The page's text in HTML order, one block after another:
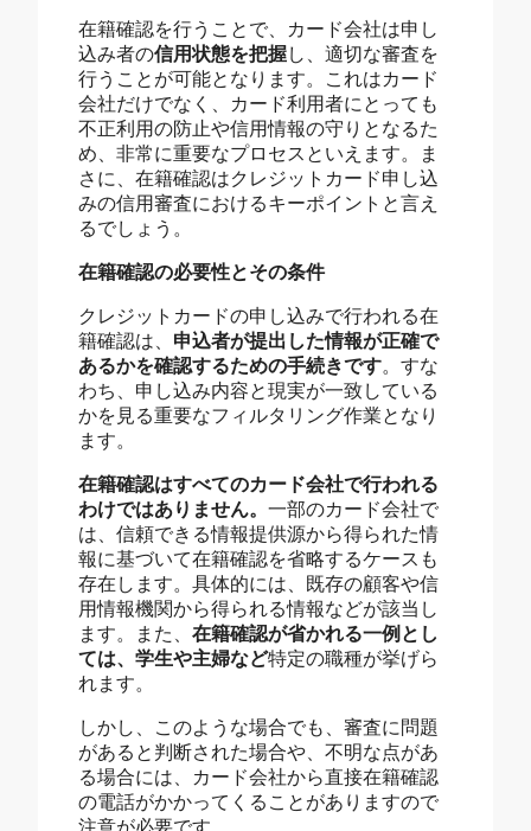
在籍確認を行うことで、カード会社は申し
込み者の信用状態を把握し、適切な審査を
行うことが可能となります。これはカード
会社だけでなく、カード利用者にとっても
不正利用の防止や信用情報の守りとなるた
め、非常に重要なプロセスといえます。ま
さに、在籍確認はクレジットカード申し込
みの信用審査におけるキーポイントと言え
るでしょう。
在籍確認の必要性とその条件
クレジットカードの申し込みで行われる在
籍確認は、 申込者が提出した情報が正確で
あるかを確認するための手続きです。すな
わち、申し込み内容と現実が一致している
かを見る重要なフィルタリング作業となり
ます。
在籍確認はすべてのカード会社で行われる
わけではありません。 一部のカード会社で
は、信頼できる情報提供源から得られた情
報に基づいて在籍確認を省略するケースも
存在します。具体的には、既存の顧客や信
用情報機関から得られる情報などが該当し
ます。また、 在籍確認が省かれる一例とし
ては、学生や主婦など特定の職種が挙げら
れます。
しかし、このような場合でも、審査に問題
があると判断された場合や、不明な点があ
る場合には、カード会社から直接在籍確認
の電話がかかってくることがありますので
注意が必要です。